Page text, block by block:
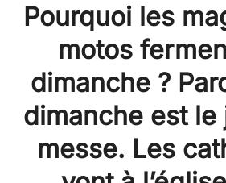
Pourquoi les
motos
dimanche ?
dimanche est le
messe. Les